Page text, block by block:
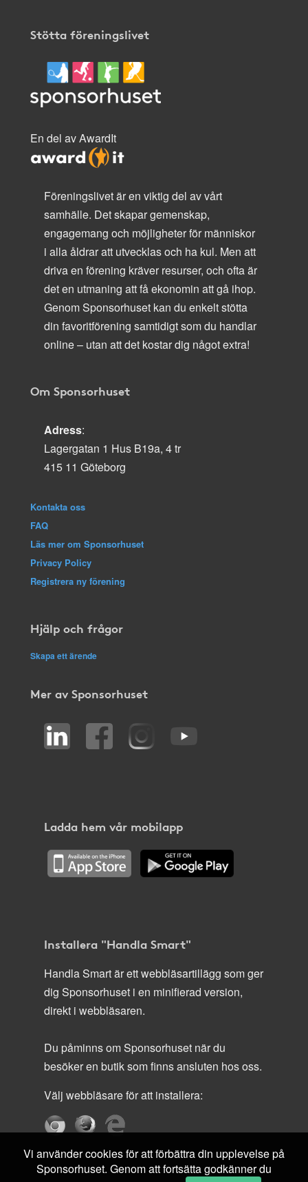
Stötta föreningslivet
En del av AwardIt
Föreningslivet är en viktig del av vårt
samhälle. Det skapar gemenskap,
engagemang och möjligheter för människor
i alla åldrar att utvecklas och ha kul. Men att
driva en förening kräver resurser, och ofta är
det en utmaning att få ekonomin att gå ihop.
Genom Sponsorhuset kan du enkelt stötta
din favoritförening samtidigt som du handlar
online – utan att det kostar dig något extra!
Om Sponsorhuset
Adress:
Lagergatan 1 Hus B19a, 4 tr
415 11 Göteborg
Kontakta oss
FAQ
Läs mer om Sponsorhuset
Privacy Policy
Registrera ny förening
Hjälp och frågor
Skapa ett ärende
Mer av Sponsorhuset
Ladda hem vår mobilapp
Installera "Handla Smart"
Handla Smart är ett webbläsartillägg som ger
dig Sponsorhuset i en minifierad version,
direkt i webbläsaren.
Du påminns om Sponsorhuset när du
besöker en butik som finns ansluten hos oss.
Välj webbläsare för att installera:
Vi använder cookies för att förbättra din upplevelse på
Sponsorhuset. Genom att fortsätta godkänner du